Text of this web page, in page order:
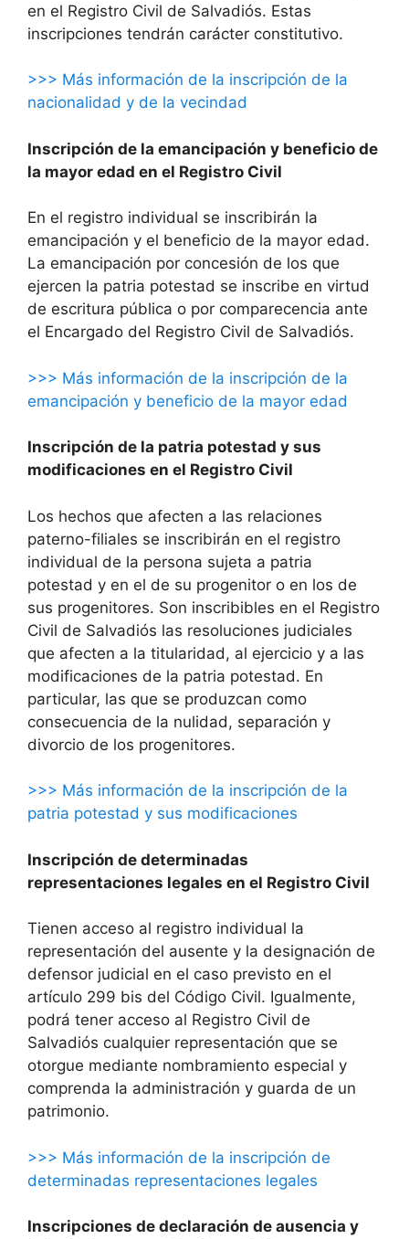
en el Registro Civil de Salvadiós. Estas
inscripciones tendrán carácter constitutivo.
>>> Más información de la inscripción de la
nacionalidad y de la vecindad
Inscripción de la emancipación y beneficio de
la mayor edad en el Registro Civil
En el registro individual se inscribirán la
emancipación y el beneficio de la mayor edad.
La emancipación por concesión de los que
ejercen la patria potestad se inscribe en virtud
de escritura pública o por comparecencia ante
el Encargado del Registro Civil de Salvadiós.
>>> Más información de la inscripción de la
emancipación y beneficio de la mayor edad
Inscripción de la patria potestad y sus
modificaciones en el Registro Civil
Los hechos que afecten a las relaciones
paterno-filiales se inscribirán en el registro
individual de la persona sujeta a patria
potestad y en el de su progenitor o en los de
sus progenitores. Son inscribibles en el Registro
Civil de Salvadiós las resoluciones judiciales
que afecten a la titularidad, al ejercicio y a las
modificaciones de la patria potestad. En
particular, las que se produzcan como
consecuencia de la nulidad, separación y
divorcio de los progenitores.
>>> Más información de la inscripción de la
patria potestad y sus modificaciones
Inscripción de determinadas
representaciones legales en el Registro Civil
Tienen acceso al registro individual la
representación del ausente y la designación de
defensor judicial en el caso previsto en el
artículo 299 bis del Código Civil. Igualmente,
podrá tener acceso al Registro Civil de
Salvadiós cualquier representación que se
otorgue mediante nombramiento especial y
comprenda la administración y guarda de un
patrimonio.
>>> Más información de la inscripción de
determinadas representaciones legales
Inscripciones de declaración de ausencia y